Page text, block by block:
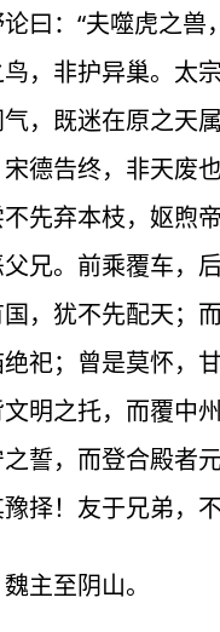
：“夫噬虎之兽
，非护异巢。太
，既迷在原之天
德告终，非天废
先弃本枝，妪煦
兄。前乘覆车，后
，犹不先配天；
祀；曾是莫怀，
明之托，而覆中州
誓，而登合殿者
择！友于兄弟，不
至阴山。